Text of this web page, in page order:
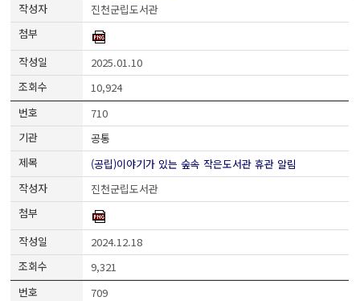
진천군립도서관
2025.01.10
10,924
710
공통
(공립)이야기가 있는 숲속 작은도서관 휴관 알림
진천군립도서관
2024.12.18
9,321
709